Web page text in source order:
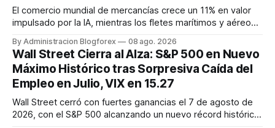
El comercio mundial de mercancías crece un 11% en valor
impulsado por la IA, mientras los fletes marítimos y aéreos
disrupciones geopolíticas y congestión. La financiación del
comercio, que depende en un 90% del crédito, se digitaliza
y el mercado...
By Administracion Blogforex 08 ago. 2026
Wall Street Cierra al Alza: S&P 500 en Nuevo
Máximo Histórico tras Sorpresiva Caída del
Empleo en Julio, VIX en 15.27
Wall Street cerró con fuertes ganancias el 7 de agosto de
2026, con el S&P 500 alcanzando un nuevo récord histórico